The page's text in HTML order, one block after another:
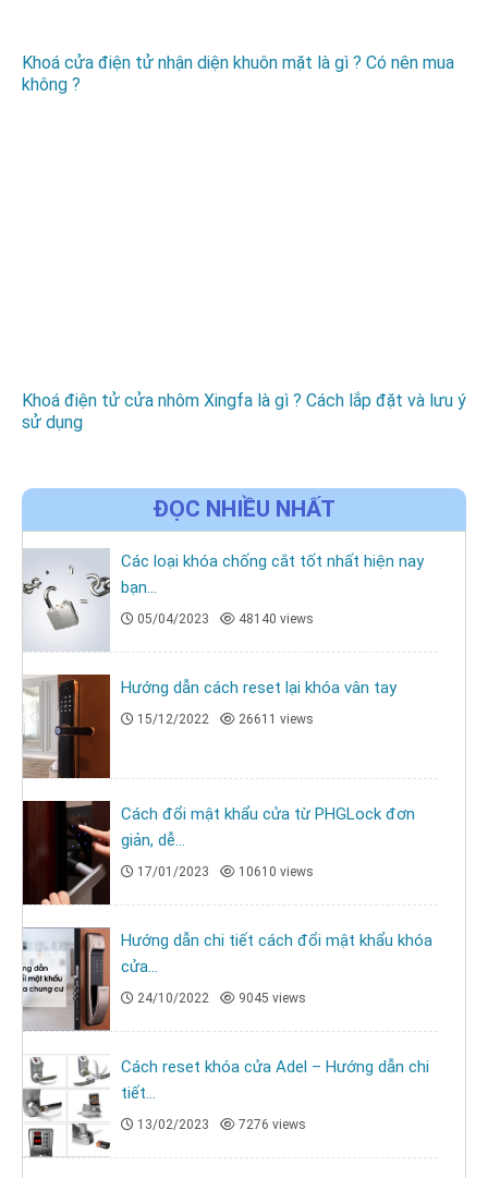
Khoá cửa điện tử nhận diện khuôn mặt là gì ? Có nên mua
không ?
Khoá điện tử cửa nhôm Xingfa là gì ? Cách lắp đặt và lưu ý
sử dụng
ĐỌC NHIỀU NHẤT
Các loại khóa chống cắt tốt nhất hiện nay
bạn...
05/04/2023 48140 views
Hướng dẫn cách reset lại khóa vân tay
15/12/2022 26611 views
Cách đổi mật khẩu cửa từ PHGLock đơn
giản, dễ...
17/01/2023 10610 views
Hướng dẫn chi tiết cách đổi mật khẩu khóa
cửa...
24/10/2022 9045 views
Cách reset khóa cửa Adel – Hướng dẫn chi
tiết...
13/02/2023 7276 views